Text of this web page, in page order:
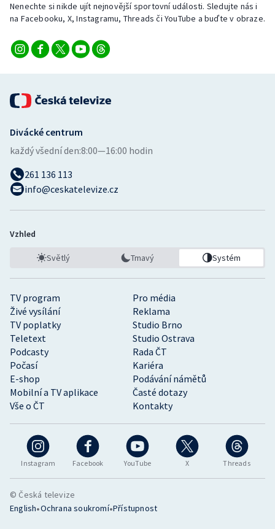
Nenechte si nikde ujít nejnovější sportovní události. Sledujte nás i
na Facebooku, X, Instagramu, Threads či YouTube a buďte v obraze.
Instagram Facebook YouTube X Threads
TV program
Pro média
Živé vysílání
Reklama
TV poplatky
Studio Brno
Teletext
Studio Ostrava
Podcasty
Rada ČT
Počasí
Kariéra
E-shop
Podávání námětů
Mobilní a TV aplikace
Časté dotazy
Vše o ČT
Kontakty
Divácké centrum
každý všední den:8:00—16:00 hodin
261 136 113
info@ceskatelevize.cz
Vzhled
Světlý Tmavý Systém
© Česká televize
English•Ochrana soukromí•Přístupnost